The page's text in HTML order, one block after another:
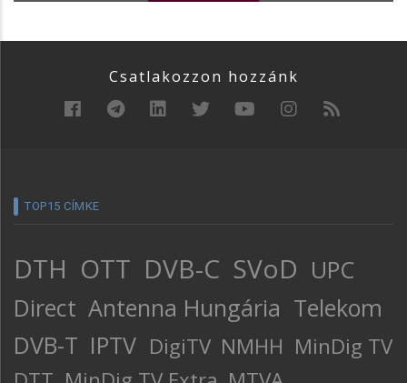
Csatlakozzon hozzánk
TOP15 CÍMKE
DTH OTT DVB-C SVoD UPC
Direct Antenna Hungária Telekom
DVB-T IPTV DigiTV NMHH MinDig TV